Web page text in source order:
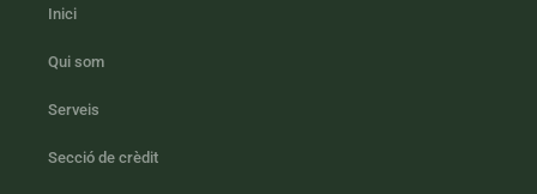
Inici
Qui som
Serveis
Secció de crèdit